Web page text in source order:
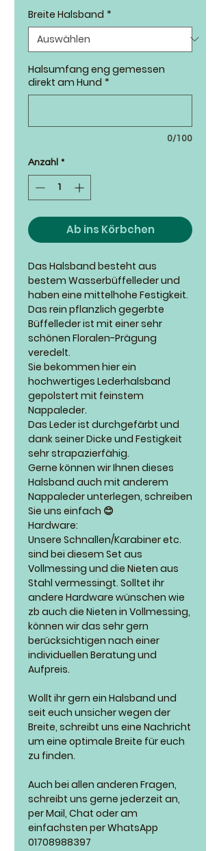
Breite Halsband *
Halsumfang eng gemessen
direkt am Hund *
0/100
Anzahl *
Ab ins Körbchen
Das Halsband besteht aus
bestem Wasserbüffelleder und
haben eine mittelhohe Festigkeit.
Das rein pflanzlich gegerbte
Büffelleder ist mit einer sehr
schönen Floralen-Prägung
veredelt.
Sie bekommen hier ein
hochwertiges Lederhalsband
gepolstert mit feinstem
Nappaleder.
Das Leder ist durchgefärbt und
dank seiner Dicke und Festigkeit
sehr strapazierfähig.
Gerne können wir Ihnen dieses
Halsband auch mit anderem
Nappaleder unterlegen, schreiben
Sie uns einfach 😊
Hardware:
Unsere Schnallen/Karabiner etc.
sind bei diesem Set aus
Vollmessing und die Nieten aus
Stahl vermessingt. Solltet ihr
andere Hardware wünschen wie
zb auch die Nieten in Vollmessing,
können wir das sehr gern
berücksichtigen nach einer
individuellen Beratung und
Aufpreis.
Wollt ihr gern ein Halsband und
seit euch unsicher wegen der
Breite, schreibt uns eine Nachricht
um eine optimale Breite für euch
zu finden.
Auch bei allen anderen Fragen,
schreibt uns gerne jederzeit an,
per Mail, Chat oder am
einfachsten per WhatsApp
01708988397